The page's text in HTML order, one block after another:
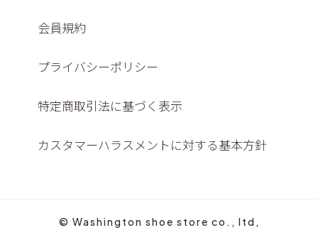
会員規約
プライバシーポリシー
特定商取引法に基づく表示
カスタマーハラスメントに対する基本方針
© Washington shoe store co., ltd,